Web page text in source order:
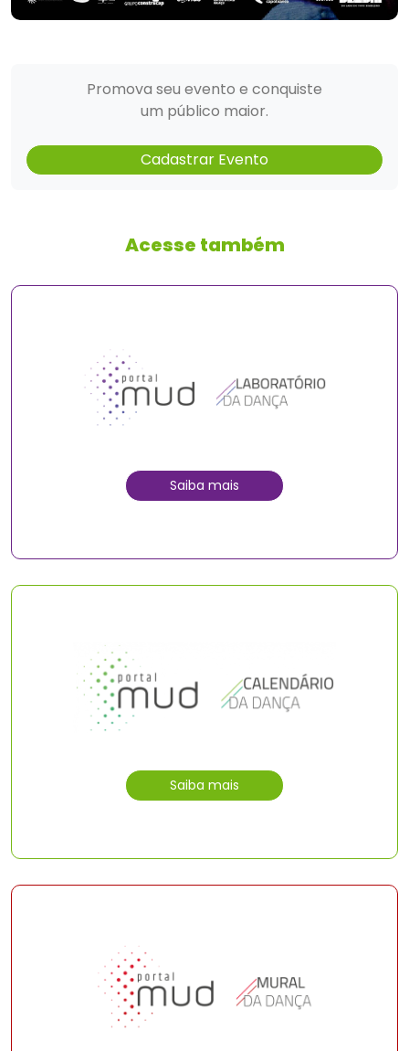
Promova seu evento e conquiste
um público maior.
Cadastrar Evento
Acesse também
Saiba mais
Saiba mais